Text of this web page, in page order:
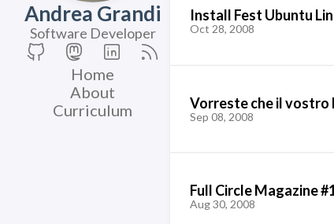
Andrea Grandi
Software Developer
Home
About
Curriculum
Install Fest Ubuntu
Oct 28, 2008
Vorreste che il vostro
Sep 08, 2008
Full Circle Magazine
Aug 30, 2008